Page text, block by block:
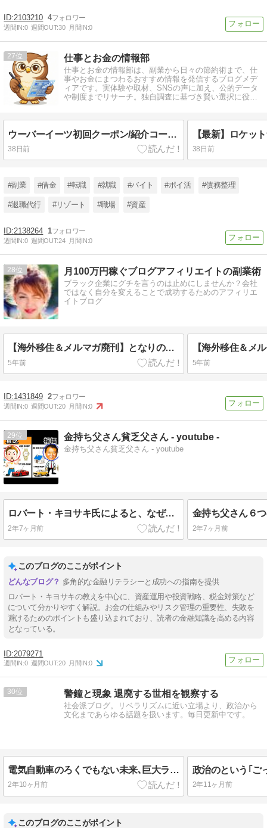
2103210 4
週間IN:0 週間OUT:30 月間IN:0
27 仕事とお金の情報部
仕事とお金の情報部は、副業から日々の節約術まで、仕
事やお金にまつわるおすすめ情報を発信するブログメデ
ィアです。実体験や取材、SNSの声に加え、公的データ
や制度までリサーチ。独自調査に基づき賢い選択に役立
ウーバーイーツ初回クーポン/紹介コードが使えない(プロモーションコードが適用されない)原因と対処法【知恵袋他】
38日前 38日前
#副業 #借金 #転職 #就職 #バイト #ポイ活 #債務整理
#退職代行 #リゾート #職場 #資産
2138264 1
週間IN:0 週間OUT:24 月間IN:0
28 月100万円稼ぐブログアフィリエイトの副業術
ブラック企業にグチを言うのは止めにしませんか？会社
ではなく自分を変えることで成功するためのアフィリエ
イトブログ
【海外移住＆メルマガ廃刊】となりの億万長者になるために
5年前 5年前
1431849 2
週間IN:0 週間OUT:20 月間IN:0
29 金持ち父さん貧乏父さん - youtube -
金持ち父さん貧乏父さん - youtube
ロバート・キヨサキ氏によると、なぜあなたは貧しいのか 『金持ち父さん貧乏父さん』
2年7ヶ月前 2年7ヶ月前
このブログのここがポイント
多角的な金融リテラシーと成功への指南を提供
ロバート・キヨサキの教えを中心に、資産運用や投資戦略、税金対策など
について分かりやすく解説。お金の仕組みやリスク管理の重要性、失敗を
避けるためのポイントも盛り込まれており、読者の金融知識を高める内容
となっている。
2079271
週間IN:0 週間OUT:20 月間IN:0
30 警鐘と現象 退廃する世相を観察する
社会派ブログ。リベラリズムに近い立場より、政治から
文化まであらゆる話題を扱います。毎日更新中です。
電気自動車のろくでもない未来､巨大ラジコンと国家間の思惑
2年10ヶ月前 2年11ヶ月前
このブログのここがポイント